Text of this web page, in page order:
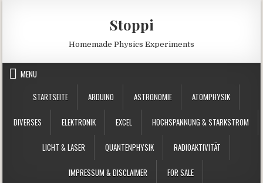
Stoppi
Homemade Physics Experiments
MENU
STARTSEITE
ARDUINO ASTRONOMIE ATOMPHYSIK
DIVERSES ELEKTRONIK EXCEL HOCHSPANNUNG & STARKSTROM
LICHT & LASER QUANTENPHYSIK RADIOAKTIVITÄT
IMPRESSUM & DISCLAIMER FOR SALE